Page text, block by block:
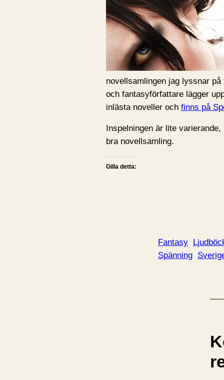
novellsamlingen jag lyssnar
och fantasyförfattare lägger
inlästa noveller och finns på
Inspelningen är lite
bra novellsamling.
Gilla detta:
Fantasy
Spänning